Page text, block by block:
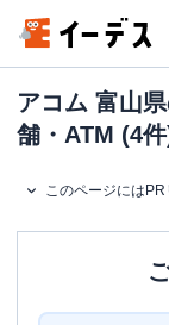
アコム 富山
舗・ATM (4
このページには